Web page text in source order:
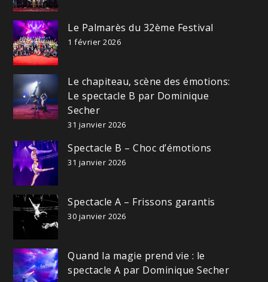
Le Palmarès du 32ème Festival
1 février 2026
Le chapiteau, scène des émotions:
Le spectacle B par Dominique
Secher
31 janvier 2026
Spectacle B – Choc d’émotions
31 janvier 2026
Spectacle A – Frissons garantis
30 janvier 2026
Quand la magie prend vie : le
spectacle A par Dominique Secher